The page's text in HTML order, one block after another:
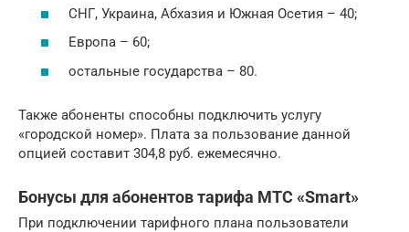
СНГ, Украина, Абхазия и Южная Осетия – 40;
Европа – 60;
остальные государства – 80.
Также абоненты способны подключить услугу
«городской номер». Плата за пользование данной
опцией составит 304,8 руб. ежемесячно.
Бонусы для абонентов тарифа МТС «Smart»
При подключении тарифного плана пользователи